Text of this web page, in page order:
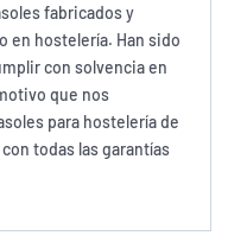
fabricados y
en hostelería. Han sido
con solvencia en
que nos
para hostelería de
todas las garantías